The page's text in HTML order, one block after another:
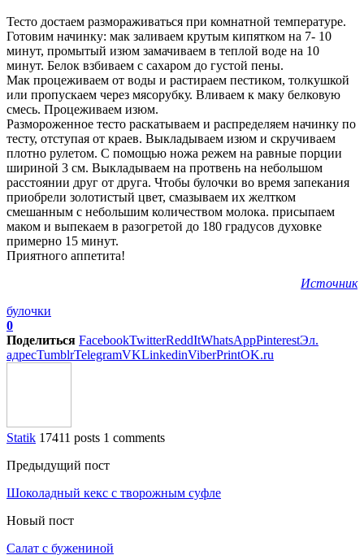
Тесто достаем размораживаться при комнатной температуре.
Готовим начинку: мак заливаем крутым кипятком на 7- 10
минут, промытый изюм замачиваем в теплой воде на 10
минут. Белок взбиваем с сахаром до густой пены.
Мак процеживаем от воды и растираем пестиком, толкушкой
или пропускаем через мясорубку. Вливаем к маку белковую
смесь. Процеживаем изюм.
Размороженное тесто раскатываем и распределяем начинку по
тесту, отступая от краев. Выкладываем изюм и скручиваем
плотно рулетом. С помощью ножа режем на равные порции
шириной 3 см. Выкладываем на протвень на небольшом
расстоянии друг от друга. Чтобы булочки во время запекания
приобрели золотистый цвет, смазываем их желтком
смешанным с небольшим количеством молока. присыпаем
маком и выпекаем в разогретой до 180 градусов духовке
примерно 15 минут.
Приятного аппетита!
Источник
булочки
0
Поделиться FacebookTwitterReddItWhatsAppPinterestЭл.
адресTumblrTelegramVKLinkedinViberPrintOK.ru
Statik 17411 posts 1 comments
Предыдущий пост
Шоколадный кекс с творожным суфле
Новый пост
Салат с бужениной